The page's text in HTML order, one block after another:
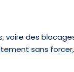
des
sans